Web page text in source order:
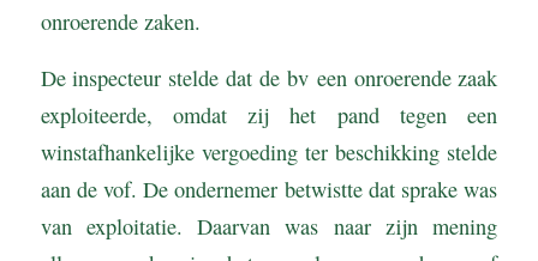
onroerende zaken.
De inspecteur stelde dat de bv een onroerende zaak
exploiteerde, omdat zij het pand tegen een
winstafhankelijke vergoeding ter beschikking stelde
aan de vof. De ondernemer betwistte dat sprake was
van exploitatie. Daarvan was naar zijn mening